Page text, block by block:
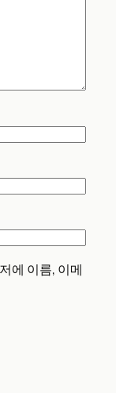
에 이름, 이메